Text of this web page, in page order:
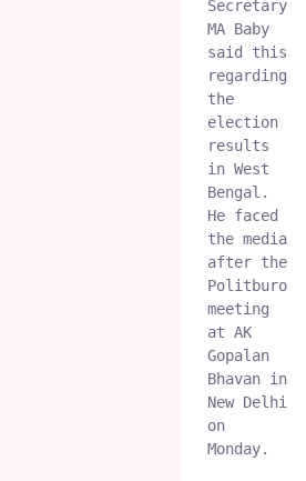
Secretary
MA Baby
said this
regarding
the
election
results
in West
Bengal.
He faced
the media
after the
Politburo
meeting
at AK
Gopalan
Bhavan in
New Delhi
on
Monday.